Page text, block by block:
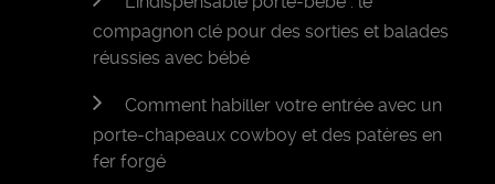
compagnon clé pour des sorties et balades
réussies avec bébé
Comment habiller votre entrée avec un
porte-chapeaux cowboy et des patères en
fer forgé